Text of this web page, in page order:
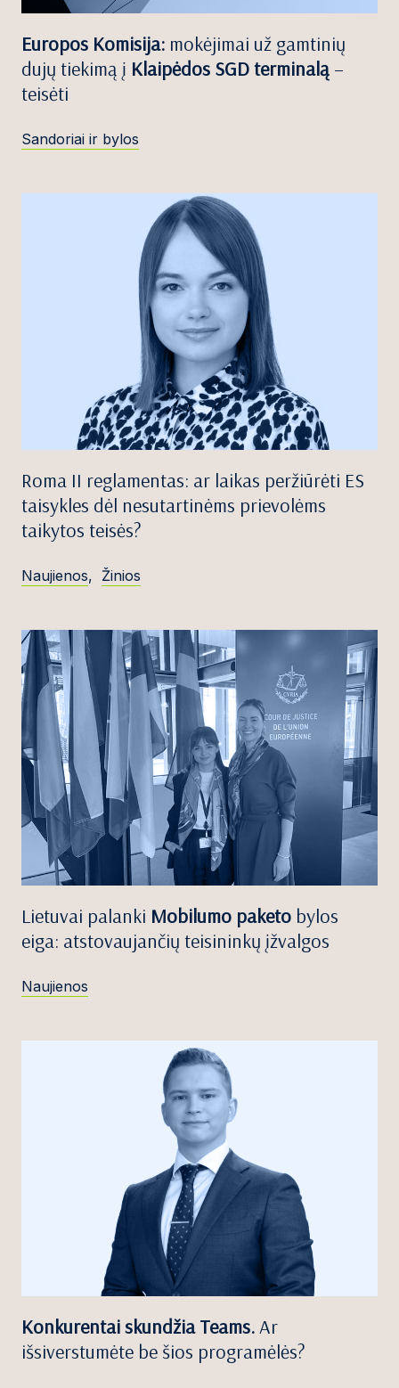
Europos Komisija: mokėjimai už gamtinių
dujų tiekimą į Klaipėdos SGD terminalą –
teisėti
Sandoriai ir bylos
Roma II reglamentas: ar laikas peržiūrėti ES
taisykles dėl nesutartinėms prievolėms
taikytos teisės?
Naujienos, Žinios
Lietuvai palanki Mobilumo paketo bylos
eiga: atstovaujančių teisininkų įžvalgos
Naujienos
Konkurentai skundžia Teams.Ar
išsiverstumėte be šios programėlės?